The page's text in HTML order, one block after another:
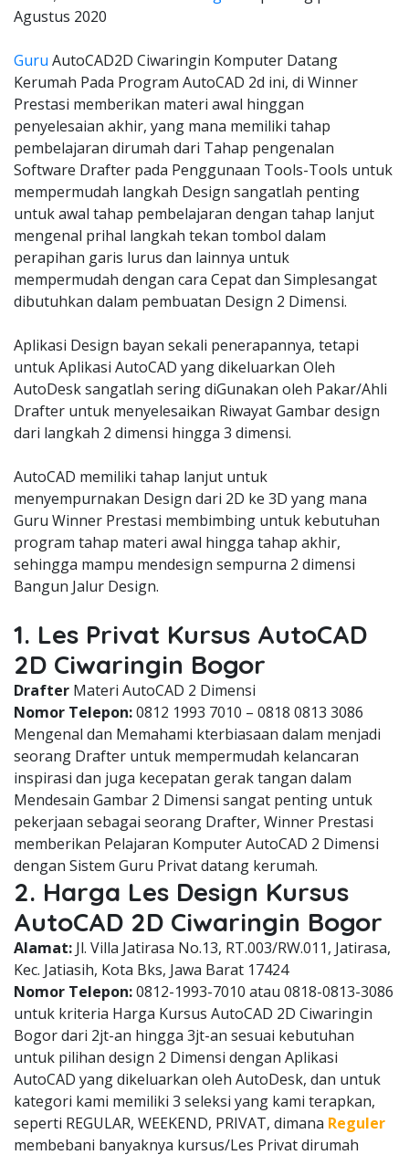
Agustus 2020
Guru AutoCAD2D Ciwaringin Komputer Datang
Kerumah Pada Program AutoCAD 2d ini, di Winner
Prestasi memberikan materi awal hinggan
penyelesaian akhir, yang mana memiliki tahap
pembelajaran dirumah dari Tahap pengenalan
Software Drafter pada Penggunaan Tools-Tools untuk
mempermudah langkah Design sangatlah penting
untuk awal tahap pembelajaran dengan tahap lanjut
mengenal prihal langkah tekan tombol dalam
perapihan garis lurus dan lainnya untuk
mempermudah dengan cara Cepat dan Simplesangat
dibutuhkan dalam pembuatan Design 2 Dimensi.
Aplikasi Design bayan sekali penerapannya, tetapi
untuk Aplikasi AutoCAD yang dikeluarkan Oleh
AutoDesk sangatlah sering diGunakan oleh Pakar/Ahli
Drafter untuk menyelesaikan Riwayat Gambar design
dari langkah 2 dimensi hingga 3 dimensi.
AutoCAD memiliki tahap lanjut untuk
menyempurnakan Design dari 2D ke 3D yang mana
Guru Winner Prestasi membimbing untuk kebutuhan
program tahap materi awal hingga tahap akhir,
sehingga mampu mendesign sempurna 2 dimensi
Bangun Jalur Design.
1. Les Privat Kursus AutoCAD
2D Ciwaringin Bogor
Drafter Materi AutoCAD 2 Dimensi
Nomor Telepon:0812 1993 7010 – 0818 0813 3086
Mengenal dan Memahami kterbiasaan dalam menjadi
seorang Drafter untuk mempermudah kelancaran
inspirasi dan juga kecepatan gerak tangan dalam
Mendesain Gambar 2 Dimensi sangat penting untuk
pekerjaan sebagai seorang Drafter, Winner Prestasi
memberikan Pelajaran Komputer AutoCAD 2 Dimensi
dengan Sistem Guru Privat datang kerumah.
2. Harga Les Design Kursus
AutoCAD 2D Ciwaringin Bogor
Alamat: Jl. Villa Jatirasa No.13, RT.003/RW.011, Jatirasa,
Kec. Jatiasih, Kota Bks, Jawa Barat 17424
Nomor Telepon:0812-1993-7010 atau 0818-0813-3086
untuk kriteria Harga Kursus AutoCAD 2D Ciwaringin
Bogor dari 2jt-an hingga 3jt-an sesuai kebutuhan
untuk pilihan design 2 Dimensi dengan Aplikasi
AutoCAD yang dikeluarkan oleh AutoDesk, dan untuk
kategori kami memiliki 3 seleksi yang kami terapkan,
seperti REGULAR, WEEKEND, PRIVAT, dimana Reguler
membebani banyaknya kursus/Les Privat dirumah